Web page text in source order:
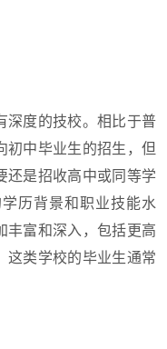
度的技校。相比于普
初中毕业生的招生，但
还是招收高中或同等学
历背景和职业技能水
丰富和深入，包括更高
这类学校的毕业生通常